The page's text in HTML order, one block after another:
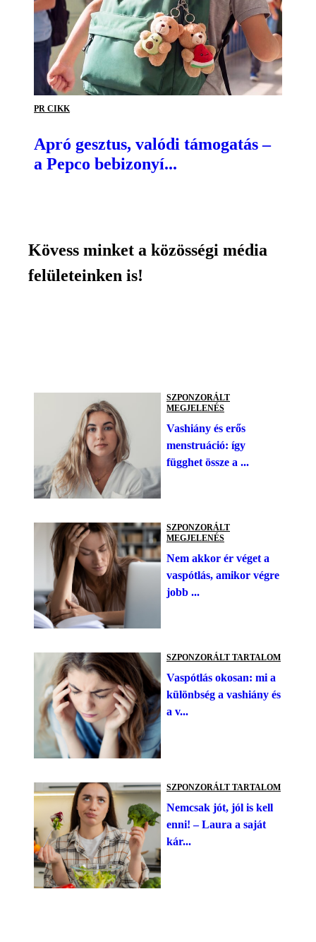
PR CIKK
Apró gesztus, valódi támogatás –
a Pepco bebizonyí...
Kövess minket a közösségi média
felületeinken is!
SZPONZORÁLT
MEGJELENÉS
Vashiány és erős
menstruáció: így
függhet össze a ...
SZPONZORÁLT
MEGJELENÉS
Nem akkor ér véget a
vaspótlás, amikor végre
jobb ...
SZPONZORÁLT TARTALOM
Vaspótlás okosan: mi a
különbség a vashiány és
a v...
SZPONZORÁLT TARTALOM
Nemcsak jót, jól is kell
enni! – Laura a saját
kár...